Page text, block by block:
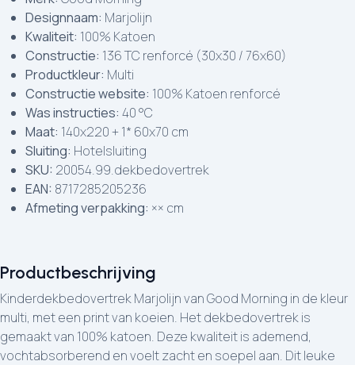
Productbeschrijving
Kinderdekbedovertrek Marjolijn van Good Morning in de kleur
multi, met een print van koeien. Het dekbedovertrek is
gemaakt van 100% katoen. Deze kwaliteit is ademend,
vochtabsorberend en voelt zacht en soepel aan. Dit leuke
Designnaam: Marjolijn
Kwaliteit: 100% Katoen
Constructie: 136 TC renforcé (30x30 / 76x60)
Productkleur: Multi
Constructie website: 100% Katoen renforcé
Was instructies: 40 °C
Maat: 140x220 + 1* 60x70 cm
Sluiting: Hotelsluiting
SKU: 20054.99.dekbedovertrek
EAN: 8717285205236
Afmeting verpakking: ×× cm